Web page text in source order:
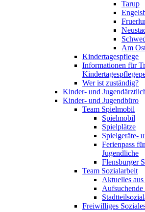
Tarup
Am
Kindertagespflege
Informationen für
Wer ist zuständig?
Kinder- und
Kinder- und Jugendbüro
Team Spielmobil
Spielmobil
Spielplätze
Spielgeräte-
Ferienpass
Jugendliche
Flensburger
Team Sozialarbeit
Aktuelles
Aufsuchende
Freiwilliges